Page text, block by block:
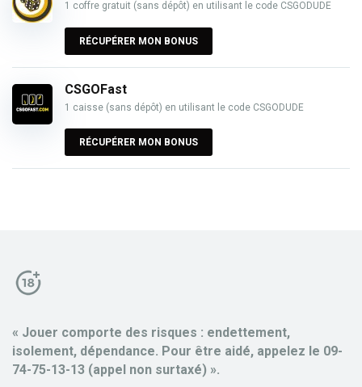
1 coffre gratuit (sans dépôt) en utilisant le code CSGODUDE
RÉCUPÉRER MON BONUS
CSGOFast
1 caisse (sans dépôt) en utilisant le code CSGODUDE
RÉCUPÉRER MON BONUS
« Jouer comporte des risques : endettement,
isolement, dépendance. Pour être aidé, appelez le 09-
74-75-13-13 (appel non surtaxé) ».